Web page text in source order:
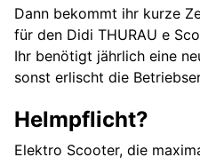
Dann bekommt ihr kurze
für den Didi THURAU e
Ihr benötigt jährlich eine
sonst erlischt die
Helmpflicht?
Elektro Scooter, die